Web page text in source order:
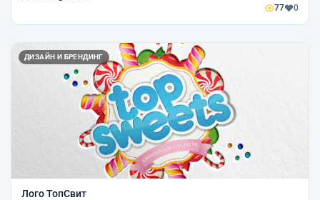
77 0
ДИЗАЙН И БРЕНДИНГ
Лого ТопСвит